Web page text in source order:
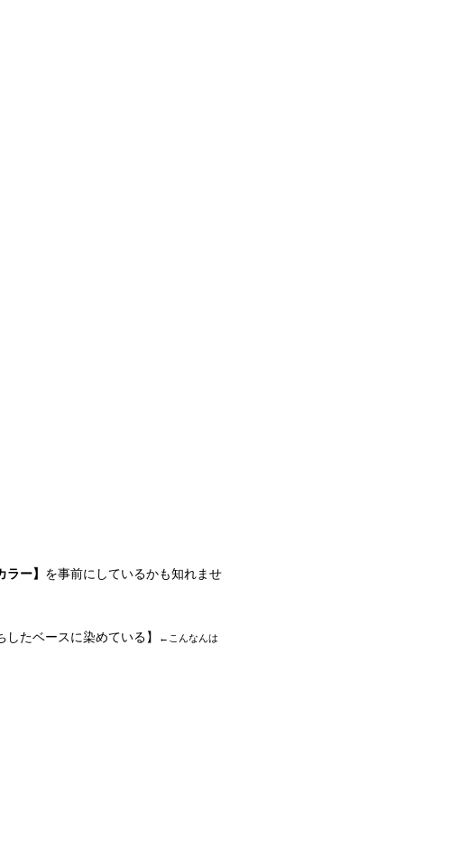
ー】 を事前にしているかも知れませ
たベースに染めている】
←こんなんは